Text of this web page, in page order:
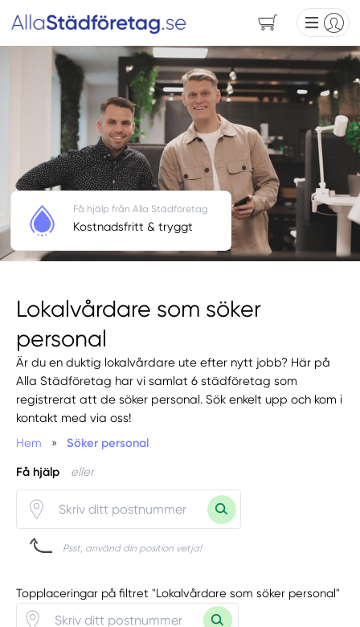
Lokalvårdare som söker
personal
Är du en duktig lokalvårdare ute efter nytt jobb? Här på
Alla Städföretag har vi samlat 6 städföretag som
registrerat att de söker personal. Sök enkelt upp och kom i
kontakt med via oss!
Hem
» Söker personal
Få hjälp eller
Psst, använd din position vetja!
Få hjälp från Alla Städföretag
Kostnadsfritt & tryggt
Topplaceringar på filtret "Lokalvårdare som söker personal"